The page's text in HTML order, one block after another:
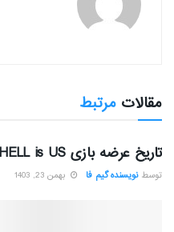
مقالات مرتبط
تاریخ عرضه بازی HELL is US فاش شد
توسط نویسنده گیم فا بهمن 23, 1403